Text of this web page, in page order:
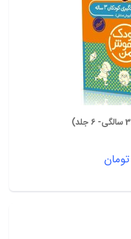
تومان